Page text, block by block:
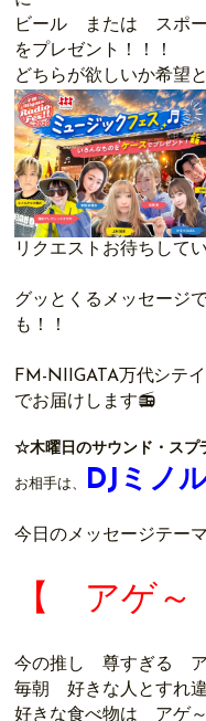
ビール または スポ
をプレゼント！！！
どちらが欲しいか希望
リクエストお待ちして
グッとくるメッセージ
も！！
FM-NIIGATA万代シテ
でお届けします📻
☆木曜日のサウンド・スプ
お相手は、 DJミノ
今日のメッセージテーマ
【 アゲ～
今の推し 尊すぎる ア
毎朝 好きな人とすれ
好きな食べ物は アゲ